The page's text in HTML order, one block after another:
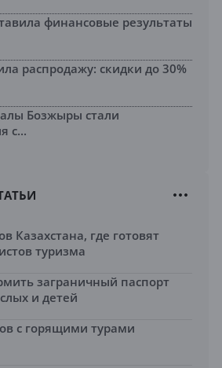
финансовые результаты
распродажу: скидки до 30%
Бозжыры стали
с...
Казахстана, где готовят
туризма
заграничный паспорт
и детей
с горящими турами